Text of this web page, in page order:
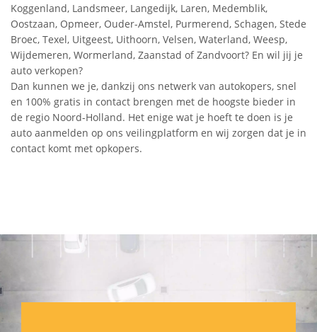
Koggenland, Landsmeer, Langedijk, Laren, Medemblik,
Oostzaan, Opmeer, Ouder-Amstel, Purmerend, Schagen, Stede
Broec, Texel, Uitgeest, Uithoorn, Velsen, Waterland, Weesp,
Wijdemeren, Wormerland, Zaanstad of Zandvoort? En wil jij je
auto verkopen?
Dan kunnen we je, dankzij ons netwerk van autokopers, snel
en 100% gratis in contact brengen met de hoogste bieder in
de regio Noord-Holland. Het enige wat je hoeft te doen is je
auto aanmelden op ons veilingplatform en wij zorgen dat je in
contact komt met opkopers.